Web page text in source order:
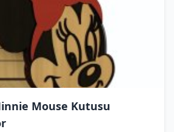
Mouse Kutusu